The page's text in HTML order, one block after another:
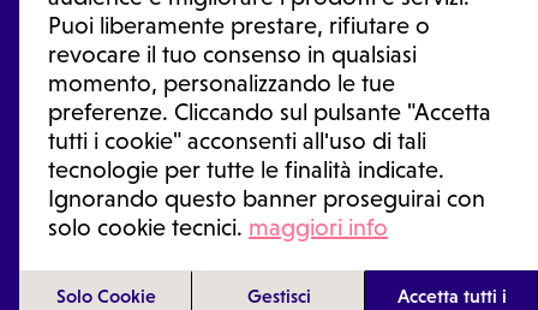
Puoi liberamente prestare, rifiutare o
revocare il tuo consenso in qualsiasi
momento, personalizzando le tue
preferenze. Cliccando sul pulsante "Accetta
tutti i cookie" acconsenti all'uso di tali
tecnologie per tutte le finalità indicate.
Ignorando questo banner proseguirai con
solo cookie tecnici. maggiori info
Solo Cookie Gestisci Accetta tutti i
sospensione di un farmaco senza prima consultare un medico di
medicina generale o uno specialista.
Condizioni di utilizzo|Privacy Policy |Gestione Cookie
Ⓒ 2026 | Tutti i diritti riservati.